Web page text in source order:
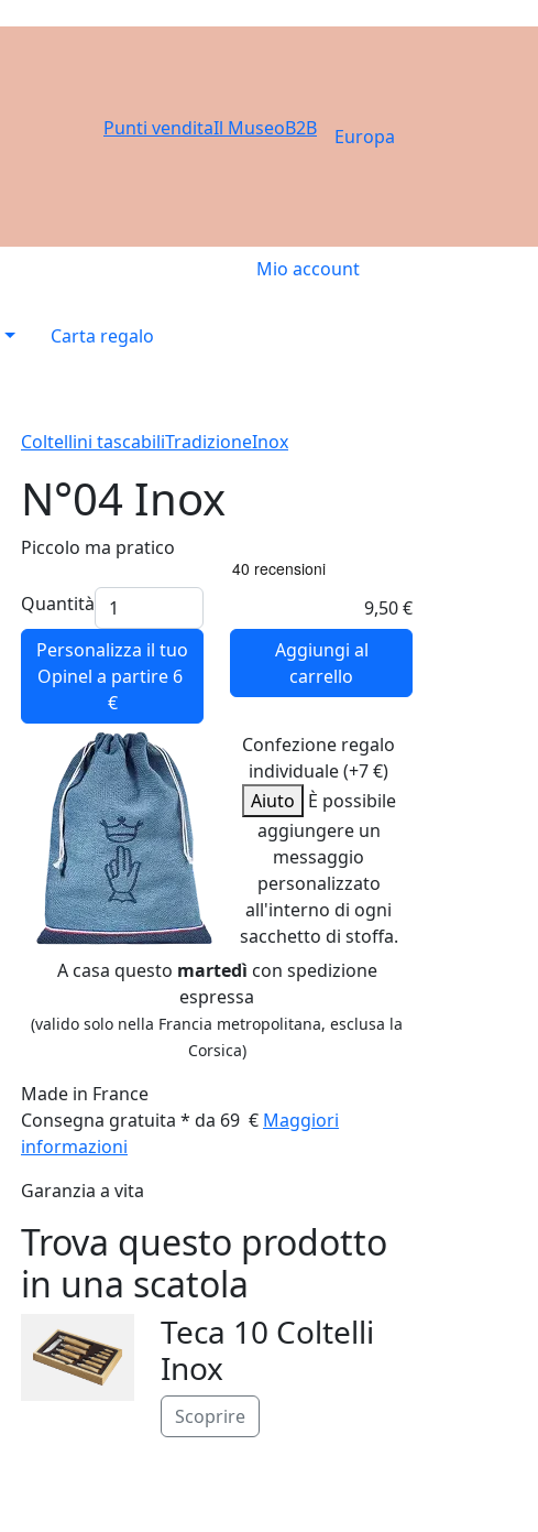
Punti venditaIl MuseoB2B Europa
Mio account
Carta regalo
Coltellini tascabiliTradizioneInox
N°04 Inox
Piccolo ma pratico
Quantità
9,50 €
Personalizza il tuo
Opinel a partire 6
€
Aggiungi al
carrello
Confezione regalo
individuale (+7 €)
Aiuto
È possibile
aggiungere un
messaggio
personalizzato
all'interno di ogni
sacchetto di stoffa.
A casa questo martedì con spedizione
espressa
(valido solo nella Francia metropolitana, esclusa la
Corsica)
Made in France
Consegna gratuita * da 69 € Maggiori
informazioni
Garanzia a vita
Trova questo prodotto
in una scatola
Teca 10 Coltelli
Inox
Scoprire